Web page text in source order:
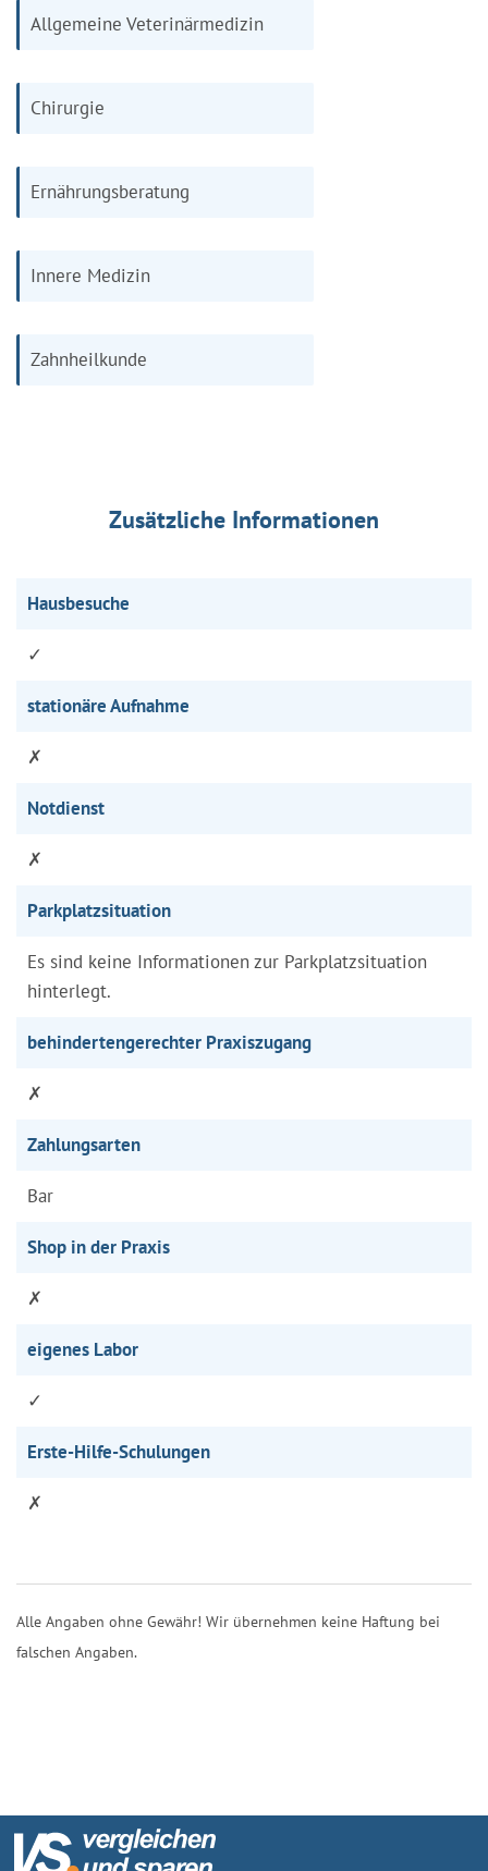
Allgemeine Veterinärmedizin
Chirurgie
Ernährungsberatung
Innere Medizin
Zahnheilkunde
Zusätzliche Informationen
Hausbesuche
✓
stationäre Aufnahme
✗
Notdienst
✗
Parkplatzsituation
Es sind keine Informationen zur Parkplatzsituation
hinterlegt.
behindertengerechter Praxiszugang
✗
Zahlungsarten
Bar
Shop in der Praxis
✗
eigenes Labor
✓
Erste-Hilfe-Schulungen
✗
Alle Angaben ohne Gewähr! Wir übernehmen keine Haftung bei
falschen Angaben.